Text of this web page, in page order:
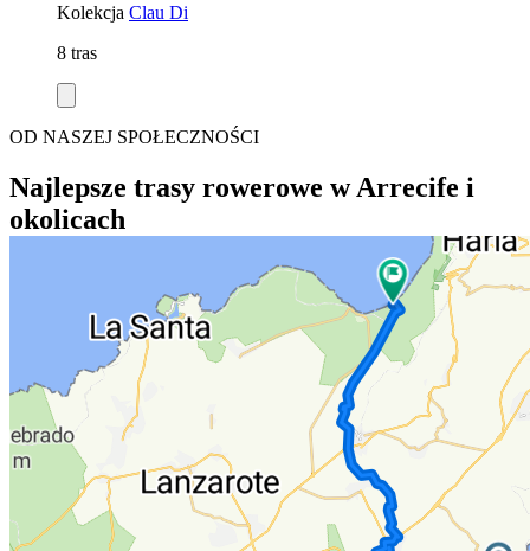
Kolekcja Clau Di
8 tras
OD NASZEJ SPOŁECZNOŚCI
Najlepsze trasy rowerowe w Arrecife i
okolicach